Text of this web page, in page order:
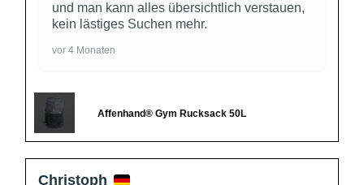
und man kann alles übersichtlich verstauen,
kein lästiges Suchen mehr.
vor 4 Monaten
Affenhand® Gym Rucksack 50L
Christoph